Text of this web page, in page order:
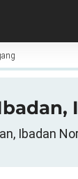
Ibadan